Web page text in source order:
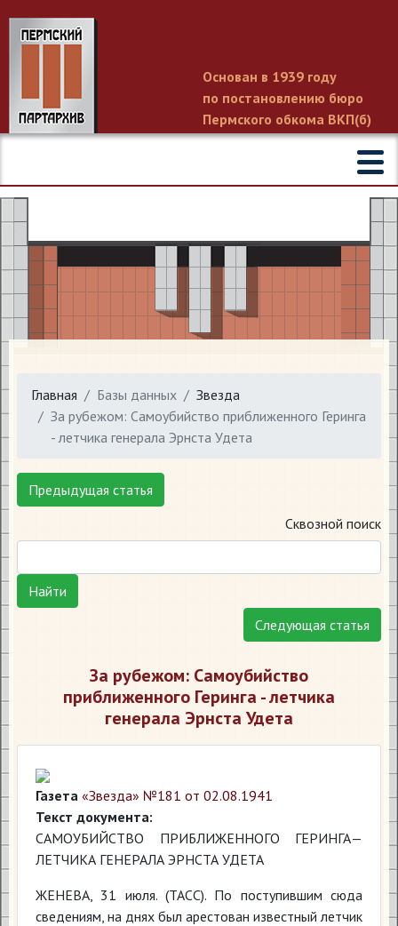
Основан в 1939 году
по постановлению бюро
Пермского обкома ВКП(б)
Главная Базы данных
Звезда
За рубежом: Самоубийство приближенного Геринга
- летчика генерала Эрнста Удета
Предыдущая статья
Сквозной поиск
Найти
Следующая статья
За рубежом: Самоубийство
приближенного Геринга - летчика
генерала Эрнста Удета
Газета «Звезда» №181 от 02.08.1941
Текст документа:
САМОУБИЙСТВО ПРИБЛИЖЕННОГО ГЕРИНГА—
ЛЕТЧИКА ГЕНЕРАЛА ЭРНСТА УДЕТА
ЖЕНЕВА, 31 июля. (ТАСС). По поступившим сюда
сведениям, на днях был арестован известный летчик